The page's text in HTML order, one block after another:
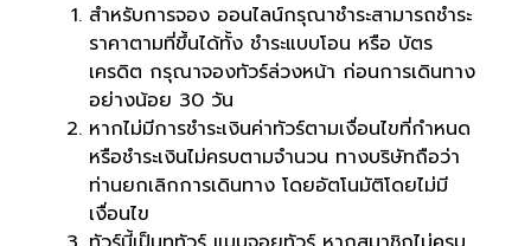
สำหรับการจอง ออนไลน์กรุณาชำระสามารถชำระ
ราคาตามที่ขึ้นได้ทั้ง ชำระแบบโอน หรือ บัตร
เครดิต กรุณาจองทัวร์ล่วงหน้า ก่อนการเดินทาง
อย่างน้อย 30 วัน
หากไม่มีการชำระเงินค่าทัวร์ตามเงื่อนไขที่กำหนด
หรือชำระเงินไม่ครบตามจำนวน ทางบริษัทถือว่า
ท่านยกเลิกการเดินทาง โดยอัตโนมัติโดยไม่มี
เงื่อนไข